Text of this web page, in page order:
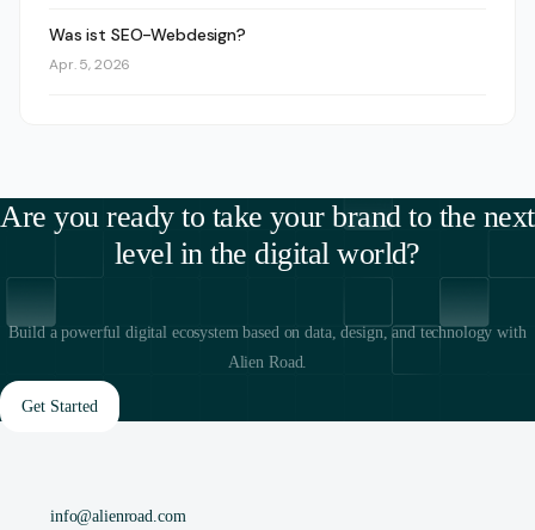
Was ist SEO-Webdesign?
Apr. 5, 2026
Are you ready to take your brand to the next
level in the digital world?
Build a powerful digital ecosystem based on data, design, and technology with
Alien Road.
Get Started
info@alienroad.com